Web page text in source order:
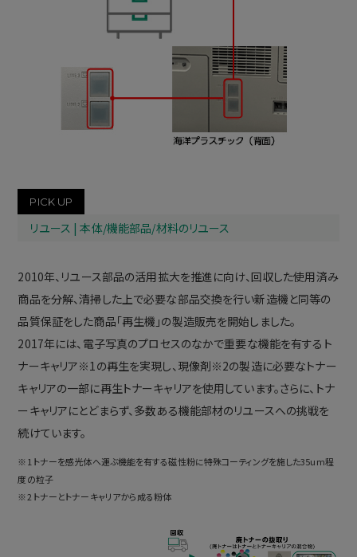
PICK UP
リユース | 本体/機能部品/材料のリユース
2010年、リユース部品の活用拡大を推進に向け、回収した使用済み
商品を分解、清掃した上で必要な部品交換を行い新造機と同等の
品質保証をした商品「再生機 」の製造販売を開始しました。
2017年には、電子写真のプロセスのなかで重要な機能を有するト
ナーキャリア※1の再生を実現し、現像剤※2の製造に必要なトナー
キャリアの一部に再生トナーキャリアを使用しています。さらに、トナ
ーキャリアにとどまらず、多数ある機能部材のリユースへの挑戦を
続けています。
※1 トナーを感光体へ運ぶ機能を有する磁性粉に特殊コーティングを施した35um程
度の粒子
※2 トナーとトナーキャリアから成る粉体